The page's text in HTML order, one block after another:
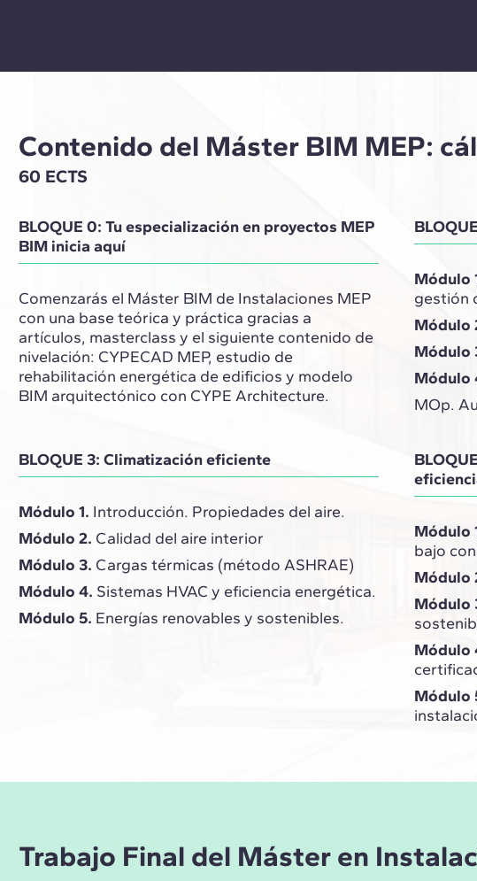
Contenido del Máster BIM MEP:
60 ECTS
BLOQUE 0: Tu especialización en proyectos MEP
BIM inicia aquí
Comenzarás el Máster BIM de Instalaciones MEP
con una base teórica y práctica gracias a
artículos, masterclass y el siguiente contenido de
nivelación: CYPECAD MEP, estudio de
rehabilitación energética de edificios y modelo
BIM arquitectónico con CYPE Architecture.
Módulo
gestión
Módulo
Módulo
Módulo
MOp.
BLOQUE 3: Climatización eficiente
Módulo 1. Introducción. Propiedades del aire.
Módulo 2. Calidad del aire interior
Módulo 3. Cargas térmicas (método ASHRAE)
Módulo 4. Sistemas HVAC y eficiencia energética.
Módulo 5. Energías renovables y sostenibles.
Módulo
bajo
Módulo
Módulo
Módulo
Módulo
Trabajo Final del Máster en